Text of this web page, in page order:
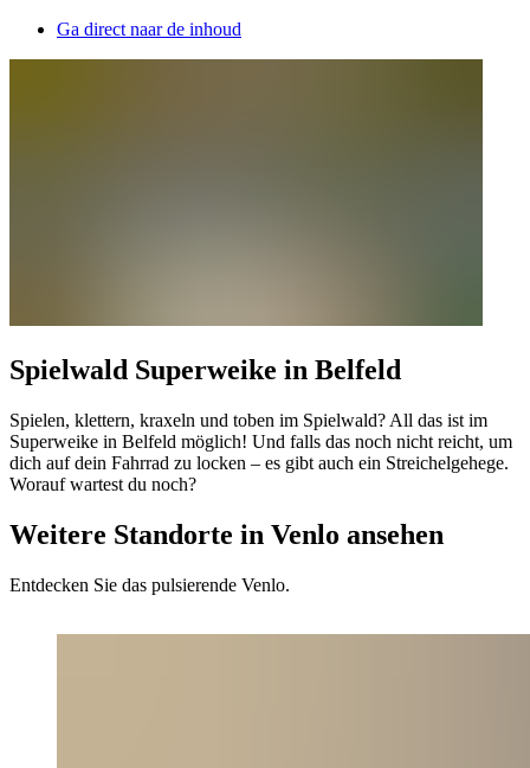
Ga direct naar de inhoud
Spielwald Superweike in Belfeld
Spielen, klettern, kraxeln und toben im Spielwald? All das ist im
Superweike in Belfeld möglich! Und falls das noch nicht reicht, um
dich auf dein Fahrrad zu locken – es gibt auch ein Streichelgehege.
Worauf wartest du noch?
Weitere Standorte in Venlo ansehen
Entdecken Sie das pulsierende Venlo.